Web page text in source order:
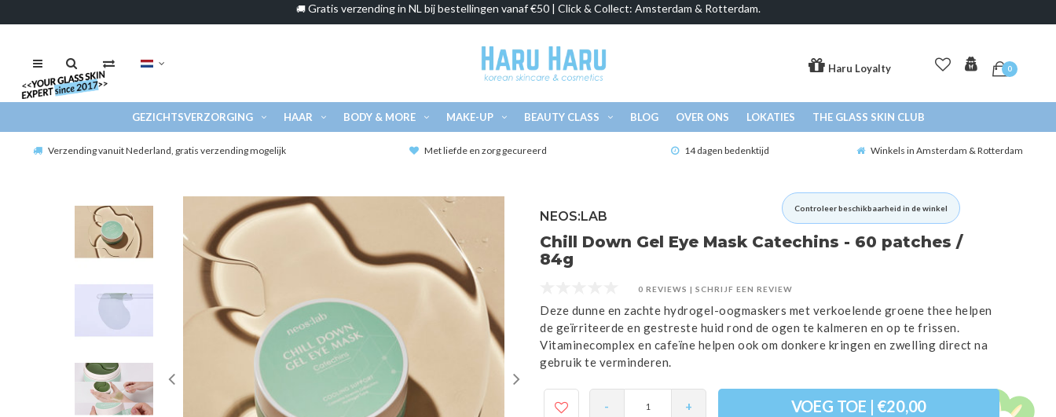
🚚Gratis verzending in NL bij bestellingen vanaf €50 | Click & Collect: Amsterdam & Rotterdam.
Haru Loyalty 0
GEZICHTSVERZORGING HAAR BODY & MORE MAKE-UP BEAUTY CLASS BLOG OVER ONS LOKATIES THE GLASS SKIN CLUB
Verzending vanuit Nederland, gratis verzending mogelijk Met liefde en zorg gecureerd 14 dagen bedenktijd Winkels in Amsterdam & Rotterdam
Controleer beschikbaarheid in de winkel
NEOS:LAB
Chill Down Gel Eye Mask Catechins - 60 patches /
84g
0 REVIEWS | SCHRIJF EEN REVIEW
Deze dunne en zachte hydrogel-oogmaskers met verkoelende groene thee helpen
de geïrriteerde en gestreste huid rond de ogen te kalmeren en op te frissen.
Vitaminecomplex en cafeïne helpen ook om donkere kringen en zwelling direct na
gebruik te verminderen.
- + VOEG TOE | €20,00